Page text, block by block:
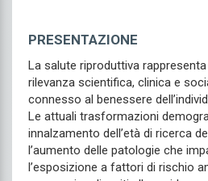
PRESENTAZIONE
La salute riproduttiva
rilevanza scientifica, clinica e
connesso al benessere
Le attuali trasformazioni
innalzamento dell’età di ricerca
l’aumento delle patologie che
l’esposizione a fattori di rischio